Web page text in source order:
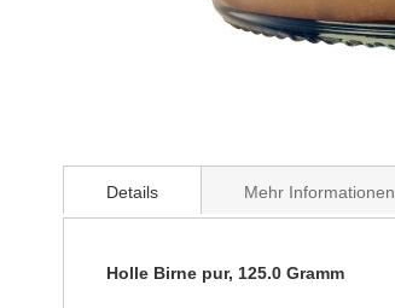
Details
Holle Birne pur, 125.0 Gramm
Mehr Informationen